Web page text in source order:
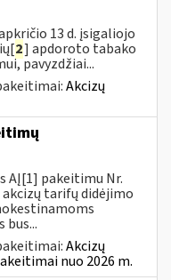
13 d. įsigaliojo
2] apdoroto tabako
pavyzdžiai...
Akcizų
AĮ[1] pakeitimu Nr.
tarifų didėjimo
bus...
Akcizų
nuo 2026 m.